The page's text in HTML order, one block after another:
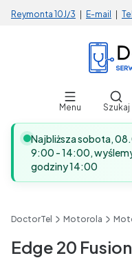
Reymonta 10J/3 E-mail
Menu Szukaj
Najbliższa sobota,
9:00 - 14:00,
godziny 14:00
DoctorTel Motorola
Edge 20 Fusion